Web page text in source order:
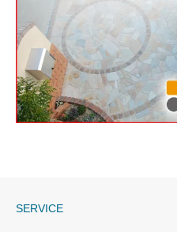
SERVICE